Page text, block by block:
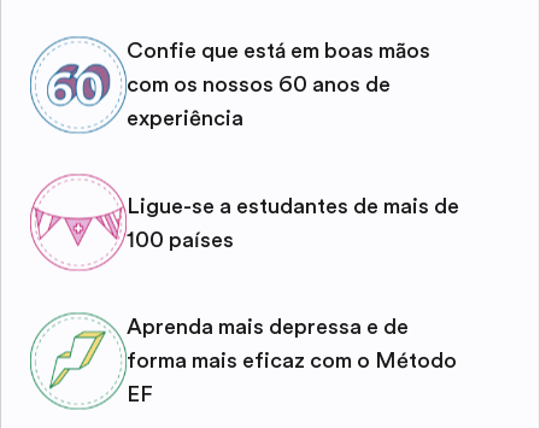
Confie que está em boas mãos
com os nossos 60 anos de
experiência
Ligue-se a estudantes de mais de
100 países
Aprenda mais depressa e de
forma mais eficaz com o Método
EF